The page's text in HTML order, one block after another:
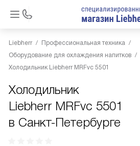
Liebherr
Профессиональная техника
Оборудование для охлаждения напитков
Холодильник Liebherr MRFvc 5501
Холодильник
Liebherr MRFvc 5501
в Санкт-Петербурге